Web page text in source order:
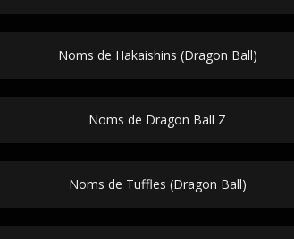
Noms de Hakaishins (Dragon Ball)
Noms de Dragon Ball Z
Noms de Tuffles (Dragon Ball)